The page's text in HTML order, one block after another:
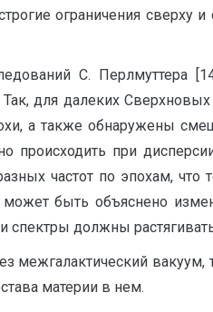
ограничения сверху и
С. Перлмуттера
Так, для далеких
а также обнаружены
происходить при
частот по эпохам, что
может быть объяснено
спектры должны
межгалактический вакуум,
материи в нем.